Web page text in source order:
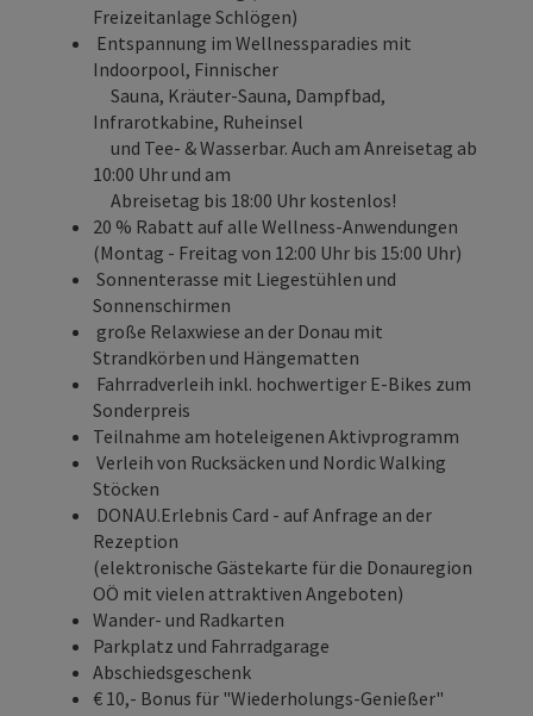
Freizeitanlage Schlögen)
Entspannung im Wellnessparadies mit
Indoorpool, Finnischer
Sauna, Kräuter-Sauna, Dampfbad,
Infrarotkabine, Ruheinsel
und Tee- & Wasserbar. Auch am Anreisetag ab
10:00 Uhr und am
Abreisetag bis 18:00 Uhr kostenlos!
20 % Rabatt auf alle Wellness-Anwendungen
(Montag - Freitag von 12:00 Uhr bis 15:00 Uhr)
Sonnenterasse mit Liegestühlen und
Sonnenschirmen
große Relaxwiese an der Donau mit
Strandkörben und Hängematten
Fahrradverleih inkl. hochwertiger E-Bikes zum
Sonderpreis
Teilnahme am hoteleigenen Aktivprogramm
Verleih von Rucksäcken und Nordic Walking
Stöcken
DONAU.Erlebnis Card - auf Anfrage an der
Rezeption
(elektronische Gästekarte für die Donauregion
OÖ mit vielen attraktiven Angeboten)
Wander- und Radkarten
Parkplatz und Fahrradgarage
Abschiedsgeschenk
€ 10,- Bonus für "Wiederholungs-Genießer"